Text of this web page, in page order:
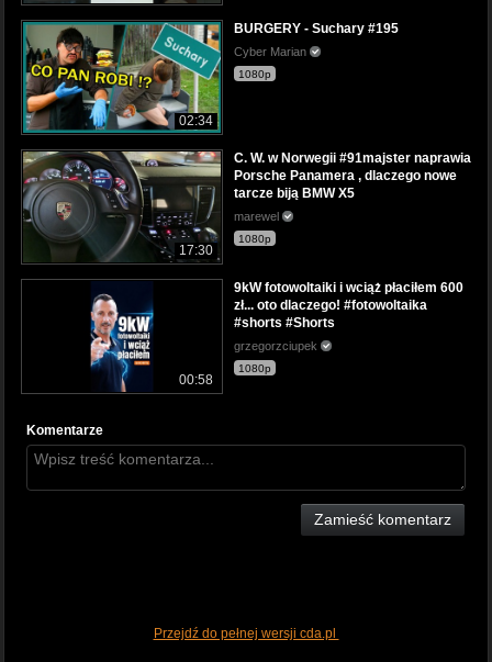
02:34
BURGERY - Suchary #195
Cyber Marian
1080p
17:30
C. W. w Norwegii #91majster naprawia
Porsche Panamera , dlaczego nowe
tarcze biją BMW X5
marewel
1080p
00:58
9kW fotowoltaiki i wciąż płaciłem 600
zł... oto dlaczego! #fotowoltaika
#shorts #Shorts
grzegorzciupek
1080p
Komentarze
Zamieść komentarz
Przejdź do pełnej wersji cda.pl